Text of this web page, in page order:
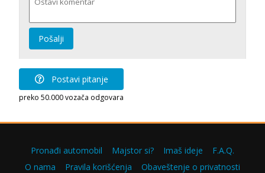
Pošalji
Postavi pitanje
preko 50.000 vozača odgovara
Pronađi automobil Majstor si? Imaš ideje
F.A.Q.
O nama
Pravila korišćenja
Obaveštenje o privatnosti